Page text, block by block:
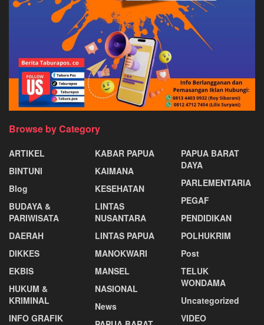
Browse by Category
ARTIKEL
BINTUNI
Blog
BUDAYA &
PARIWISATA
DAERAH
DIKKES
EKBIS
HUKUM &
KRIMINAL
INFO GRAFIK
KABAR PAPUA
KAIMANA
KESEHATAN
LINTAS
NUSANTARA
LINTAS PAPUA
MANOKWARI
MANSEL
NASIONAL
News
PAPUA BARAT
DAYA
PARLEMENTARIA
PEGAF
PENDIDIKAN
POLHUKRIM
Post
TELUK
WONDAMA
Uncategorized
VIDEO